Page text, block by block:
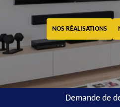
NOS RÉALISATIONS
Demande de